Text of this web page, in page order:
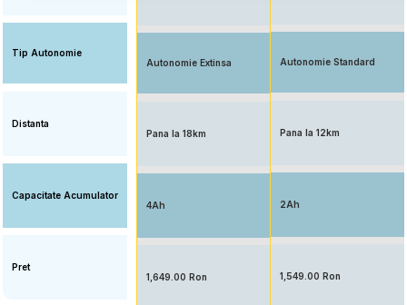
Tip Autonomie
Distanta
Capacitate Acumulator
Pret
Autonomie Extinsa
Pana la 18km
4Ah
1,649.00 Ron
Autonomie Standard
Pana la 12km
2Ah
1,549.00 Ron